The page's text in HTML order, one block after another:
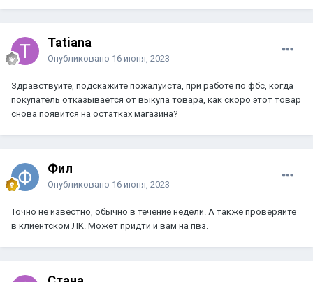
Tatiana
Опубликовано 16 июня, 2023
Здравствуйте, подскажите пожалуйста, при работе по фбс, когда
покупатель отказывается от выкупа товара, как скоро этот товар
снова появится на остатках магазина?
Фил
Опубликовано 16 июня, 2023
Точно не известно, обычно в течение недели. А также проверяйте
в клиентском ЛК. Может придти и вам на пвз.